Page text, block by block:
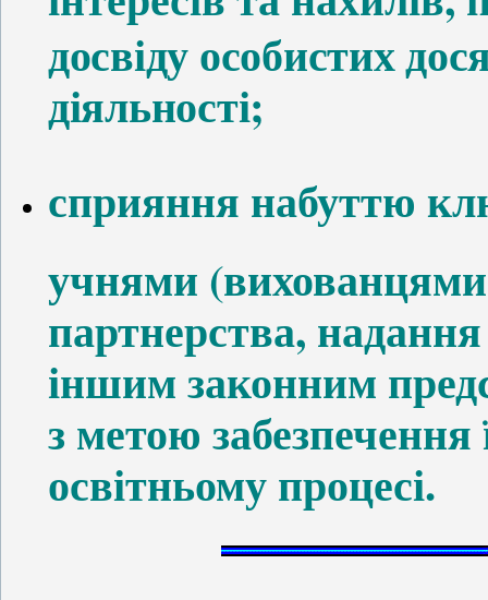
досвіду особистих
діяльності;
сприяння набуттю
учнями
партнерства,
іншим законним
з метою забезпечення
освітньому процесі.